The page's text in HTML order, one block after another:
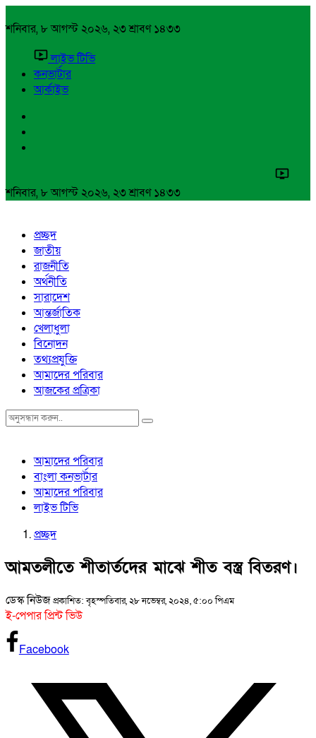
শনিবার, ৮ আগস্ট ২০২৬, ২৩ শ্রাবণ ১৪৩৩
লাইভ টিভি
কনভার্টার
আর্কাইভ
শনিবার, ৮ আগস্ট ২০২৬, ২৩ শ্রাবণ ১৪৩৩
প্রচ্ছদ
জাতীয়
রাজনীতি
অর্থনীতি
সারাদেশ
আন্তর্জাতিক
খেলাধুলা
বিনোদন
তথ্যপ্রযুক্তি
আমাদের পরিবার
আজকের প্রত্রিকা
আমাদের পরিবার
বাংলা কনভার্টার
আমাদের পরিবার
লাইভ টিভি
প্রচ্ছদ
আমতলীতে শীতার্তদের মাঝে শীত বস্ত্র বিতরণ।
ডেস্ক নিউজপ্রকাশিত: বৃহস্পতিবার, ২৮ নভেম্বর, ২০২৪, ৫:০০ পিএম
ই-পেপার প্রিন্ট ভিউ
Facebook